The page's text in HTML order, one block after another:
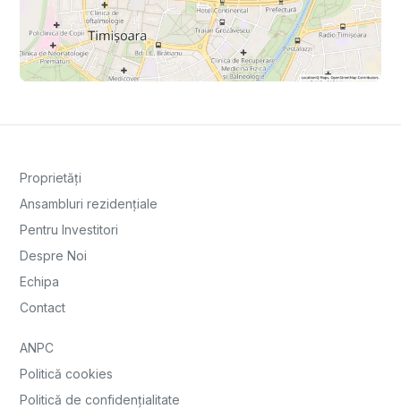
Proprietăți
Ansambluri rezidențiale
Pentru Investitori
Despre Noi
Echipa
Contact
ANPC
Politică cookies
Politică de confidențialitate